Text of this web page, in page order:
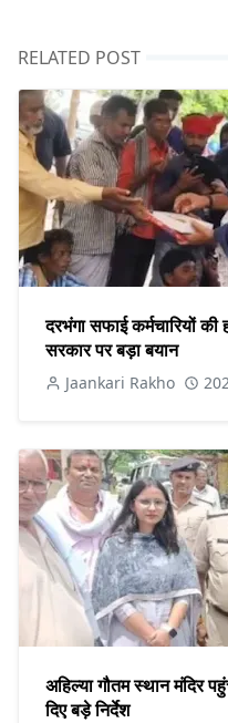
RELATED POST
दरभंगा सफाई कर्मचारियों
सरकार पर बड़ा बयान
Jaankari Rakho
अहिल्या गौतम स्थान मंदिर
दिए बड़े निर्देश